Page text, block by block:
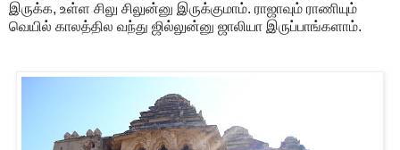
இருக்க, உள்ள சிலு சிலுன்னு இருக்குமாம். ராஜாவும் ராணியும்
வெயில் காலத்தில வந்து ஜில்லுன்னு ஜாலியா இருப்பாங்களாம்.